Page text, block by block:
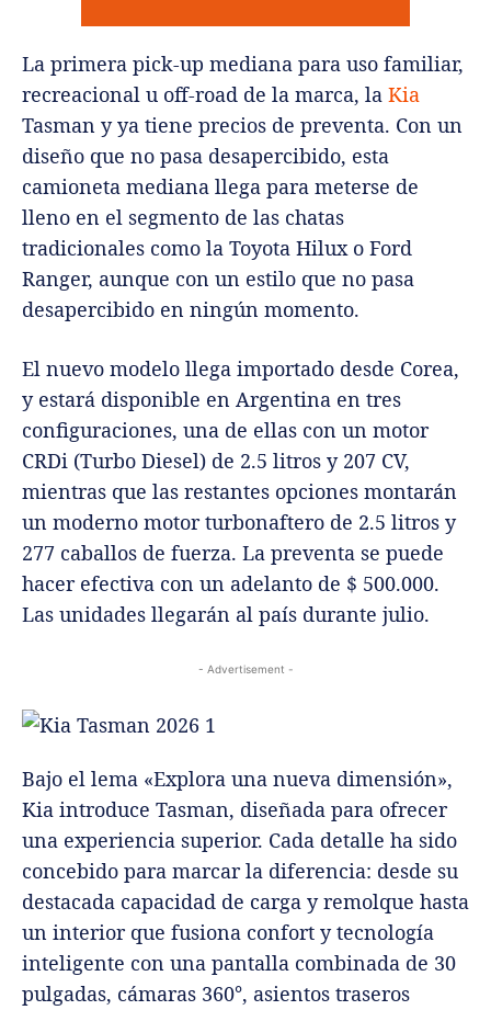
La primera pick-up mediana para uso familiar,
recreacional u off-road de la marca, la Kia
Tasman y ya tiene precios de preventa. Con un
diseño que no pasa desapercibido, esta
camioneta mediana llega para meterse de
lleno en el segmento de las chatas
tradicionales como la Toyota Hilux o Ford
Ranger, aunque con un estilo que no pasa
desapercibido en ningún momento.
El nuevo modelo llega importado desde Corea,
y estará disponible en Argentina en tres
configuraciones, una de ellas con un motor
CRDi (Turbo Diesel) de 2.5 litros y 207 CV,
mientras que las restantes opciones montarán
un moderno motor turbonaftero de 2.5 litros y
277 caballos de fuerza. La preventa se puede
hacer efectiva con un adelanto de $ 500.000.
Las unidades llegarán al país durante julio.
- Advertisement -
Bajo el lema «Explora una nueva dimensión»,
Kia introduce Tasman, diseñada para ofrecer
una experiencia superior. Cada detalle ha sido
concebido para marcar la diferencia: desde su
destacada capacidad de carga y remolque hasta
un interior que fusiona confort y tecnología
inteligente con una pantalla combinada de 30
pulgadas, cámaras 360°, asientos traseros